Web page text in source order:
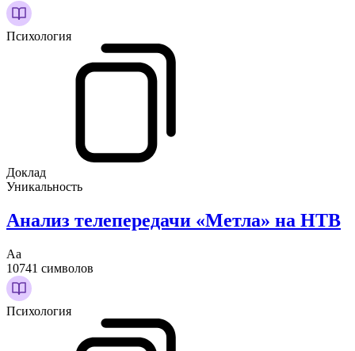
Психология
Доклад
Уникальность
Анализ телепередачи «Метла» на НТВ
Аа
10741 символов
Психология